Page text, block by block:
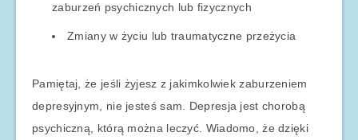
zaburzeń psychicznych lub fizycznych
Zmiany w życiu lub traumatyczne przeżycia
Pamiętaj, że jeśli żyjesz z jakimkolwiek zaburzeniem
depresyjnym, nie jesteś sam. Depresja jest chorobą
psychiczną, którą można leczyć. Wiadomo, że dzięki